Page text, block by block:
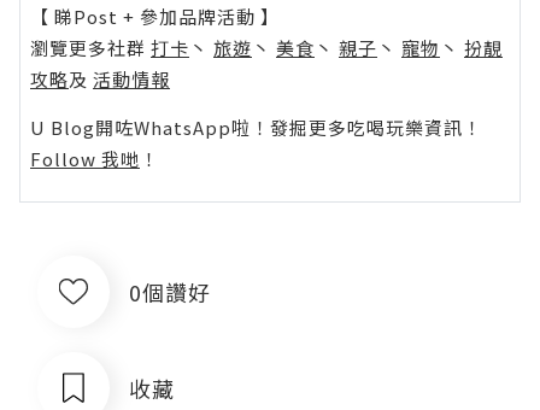
【 睇Post + 參加品牌活動 】
瀏覽更多社群 打卡 丶 旅遊 丶 美食 丶 親子 丶 寵物 丶 扮靚
攻略及 活動情報
U Blog開咗WhatsApp啦！發掘更多吃喝玩樂資訊！
Follow 我哋 ！
0個讚好
收藏